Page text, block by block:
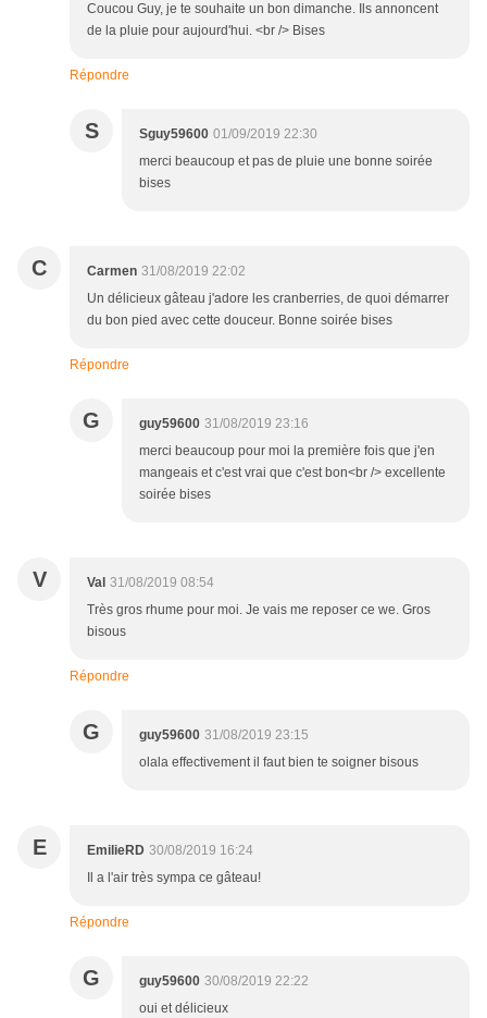
Coucou Guy, je te souhaite un bon dimanche. Ils annoncent
de la pluie pour aujourd'hui. <br /> Bises
Répondre
S Sguy59600 01/09/2019 22:30
merci beaucoup et pas de pluie une bonne soirée
bises
C Carmen 31/08/2019 22:02
Un délicieux gâteau j'adore les cranberries, de quoi démarrer
du bon pied avec cette douceur. Bonne soirée bises
Répondre
G guy59600 31/08/2019 23:16
merci beaucoup pour moi la première fois que j'en
mangeais et c'est vrai que c'est bon<br /> excellente
soirée bises
V Val 31/08/2019 08:54
Très gros rhume pour moi. Je vais me reposer ce we. Gros
bisous
Répondre
G guy59600 31/08/2019 23:15
olala effectivement il faut bien te soigner bisous
E EmilieRD 30/08/2019 16:24
Il a l'air très sympa ce gâteau!
Répondre
G guy59600 30/08/2019 22:22
oui et délicieux